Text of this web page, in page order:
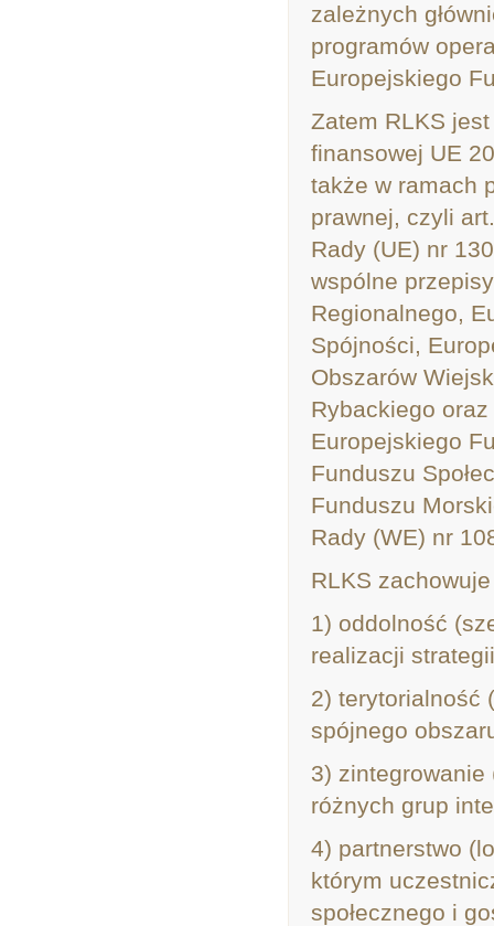
zależnych
programów
Europejskiego
Zatem RLKS
finansowej UE
także w ramach
prawnej, czyli
Rady (UE) nr
wspólne
Regionalnego,
Spójności,
Obszarów
Rybackiego
Europejskiego
Funduszu
Funduszu
Rady (WE) nr
RLKS
1) oddolność
realizacji
2) terytorialność
spójnego
3) zintegrowanie
różnych grup
4) partnerstwo
którym
społecznego i